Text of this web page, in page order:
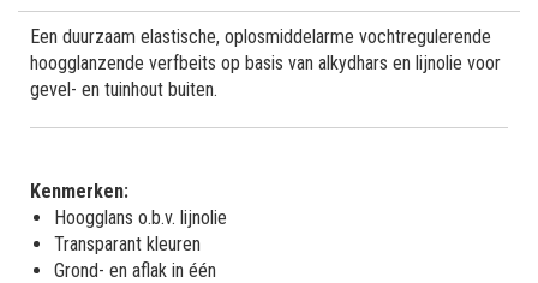
Een duurzaam elastische, oplosmiddelarme vochtregulerende
hoogglanzende verfbeits op basis van alkydhars en lijnolie voor
gevel- en tuinhout buiten.
Kenmerken:
Hoogglans o.b.v. lijnolie
Transparant kleuren
Grond- en aflak in één